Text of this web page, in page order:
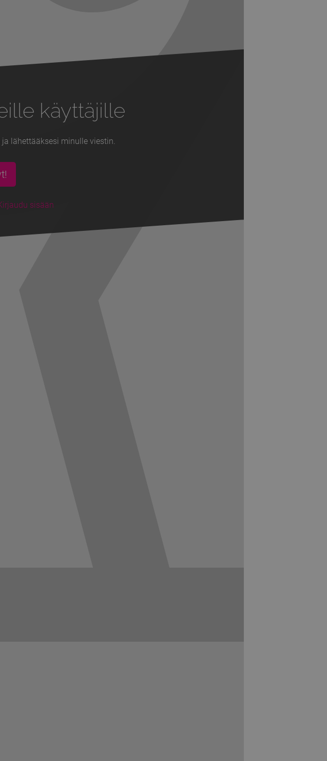
käyttäjille
lähettääksesi minulle viestin.
sisään
Next